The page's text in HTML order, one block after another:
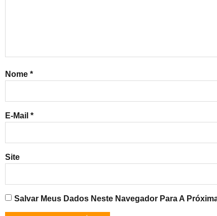
Nome *
E-Mail *
Site
Salvar Meus Dados Neste Navegador Para A